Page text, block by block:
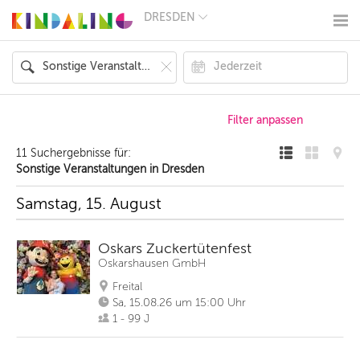
DRESDEN
BERLIN
MÜNCHEN
HAMBURG
KÖLN
HANNOVER
LEIPZIG
DRESDEN
NÜRNBERG
WIEN
ANDERE
REGIONEN
11 Suchergebnisse für:
Sonstige Veranstaltungen in Dresden
Samstag, 15. August
Oskars Zuckertütenfest
Oskarshausen GmbH
Freital
Sa, 15.08.26 um 15:00 Uhr
1 - 99 J